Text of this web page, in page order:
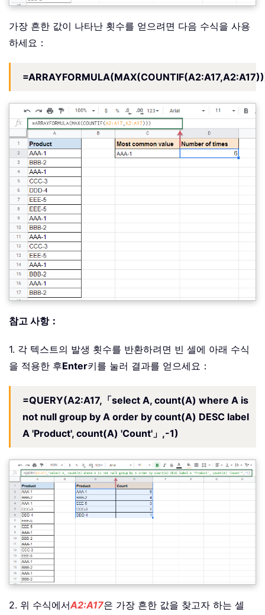
가장 흔한 값이 나타난 횟수를 얻으려면 다음 수식을 사용
하세요：
참고 사항：
1. 각 텍스트의 발생 횟수를 반환하려면 빈 셀에 아래 수식
을 적용한 후Enter키를 눌러 결과를 얻으세요：
=QUERY(A2:A17,「select A, count(A) where A is
not null group by A order by count(A) DESC label
A 'Product', count(A) 'Count'」,-1)
2. 위 수식에서A2:A17은 가장 흔한 값을 찾고자 하는 셀